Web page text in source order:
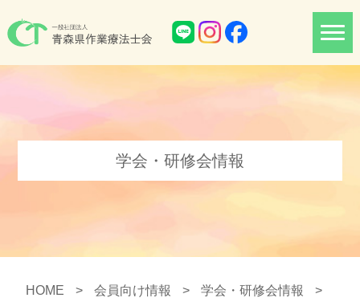
学会・研修会情報
HOME > 会員向け情報 > 学会・研修会情報
>